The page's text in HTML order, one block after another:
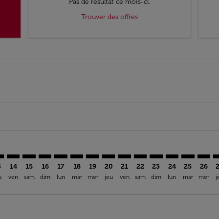
Pas de résultat ce mois-ci.
Trouver des offres
14
ven
15
sam
16
dim
17
lun
18
mar
DLA–ROC: cmp-view-offers-
19
mer
DLA–ROC: cmp-view-offers-
20
jeu
DLA–ROC: cmp-view-
21
ven
DLA–ROC: cmp-view-
22
sam
DLA–ROC: cmp-
23
dim
DLA–ROC:
24
lun
25
mar
26
mer